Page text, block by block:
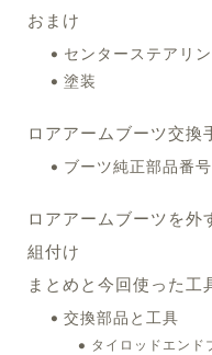
おまけ
センターステアリ
塗装
ロアアームブーツ交換
ブーツ純正部品番号
ロアアームブーツを外
組付け
まとめと今回使った工
交換部品と工具
タイロッドエンド